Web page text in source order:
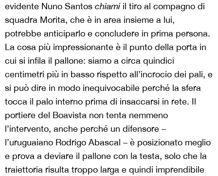
evidente Nuno Santos chiami il tiro al compagno di
squadra Morita, che è in area insieme a lui,
potrebbe anticiparlo e concludere in prima persona.
La cosa più impressionante è il punto della porta in
cui si infila il pallone: siamo a circa quindici
centimetri più in basso rispetto all’incrocio dei pali, e
si può dire in modo inequivocabile perché la sfera
tocca il palo interno prima di insaccarsi in rete. Il
portiere del Boavista non tenta nemmeno
l’intervento, anche perché un difensore –
l’uruguaiano Rodrigo Abascal – è posizionato meglio
e prova a deviare il pallone con la testa, solo che la
traiettoria risulta troppo larga e quindi imprendibile